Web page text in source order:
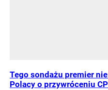
Tego sondażu premier
Polacy o przywróceniu